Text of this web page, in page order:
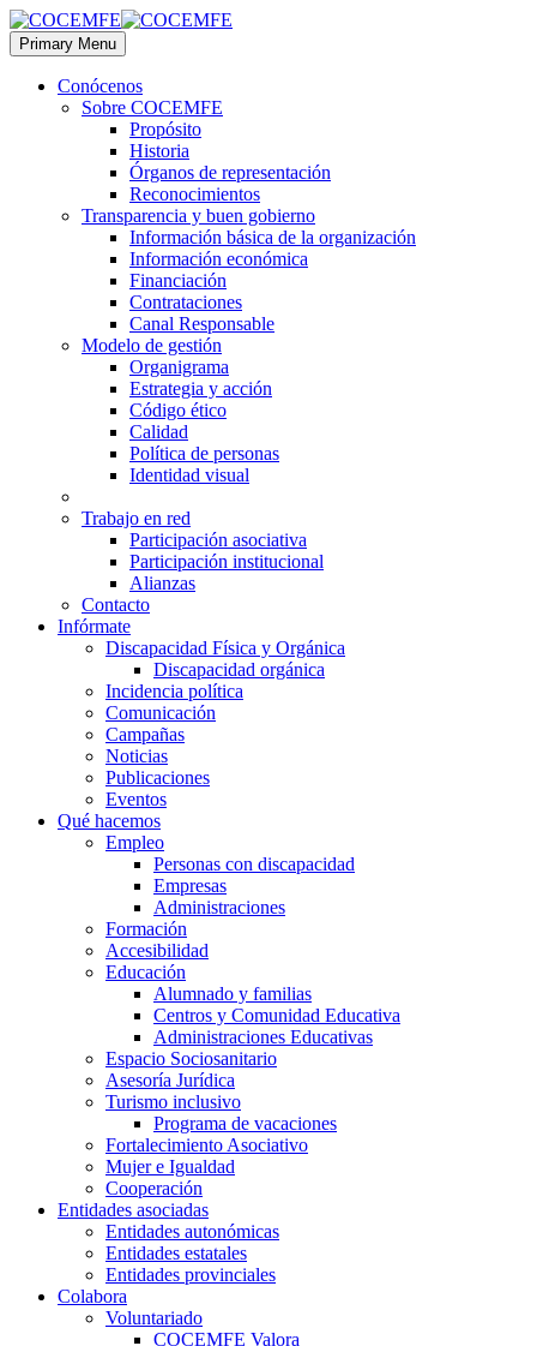
Primary Menu
Conócenos
Sobre COCEMFE
Propósito
Historia
Órganos de representación
Reconocimientos
Transparencia y buen gobierno
Información básica de la organización
Información económica
Financiación
Contrataciones
Canal Responsable
Modelo de gestión
Organigrama
Estrategia y acción
Código ético
Calidad
Política de personas
Identidad visual
Trabajo en red
Participación asociativa
Participación institucional
Alianzas
Contacto
Infórmate
Discapacidad Física y Orgánica
Discapacidad orgánica
Incidencia política
Comunicación
Campañas
Noticias
Publicaciones
Eventos
Qué hacemos
Empleo
Personas con discapacidad
Empresas
Administraciones
Formación
Accesibilidad
Educación
Alumnado y familias
Centros y Comunidad Educativa
Administraciones Educativas
Espacio Sociosanitario
Asesoría Jurídica
Turismo inclusivo
Programa de vacaciones
Fortalecimiento Asociativo
Mujer e Igualdad
Cooperación
Entidades asociadas
Entidades autonómicas
Entidades estatales
Entidades provinciales
Colabora
Voluntariado
COCEMFE Valora